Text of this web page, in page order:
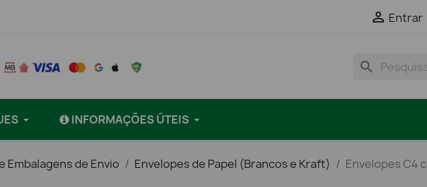
 Entrar
search
INFORMAÇÕES ÚTEIS
Embalagens de Envio Envelopes de Papel (Brancos e Kraft) Envelopes C4